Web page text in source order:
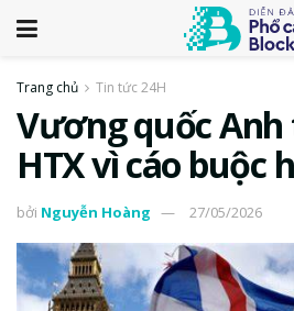
Trang chủ Tin tức 24H
Vương quốc
HTX vì cáo buộc
bởi Nguyễn Hoàng 27/05/2026